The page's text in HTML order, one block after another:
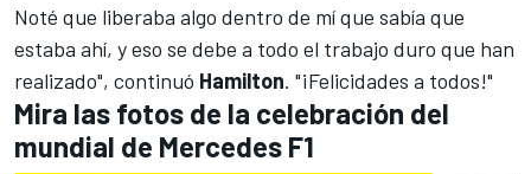
Noté que liberaba algo dentro de mí que sabía que
estaba ahí, y eso se debe a todo el trabajo duro que han
realizado", continuó Hamilton. "¡Felicidades a todos!"
Mira las fotos de la celebración del
mundial de Mercedes F1